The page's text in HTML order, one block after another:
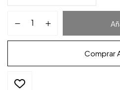
Comprar